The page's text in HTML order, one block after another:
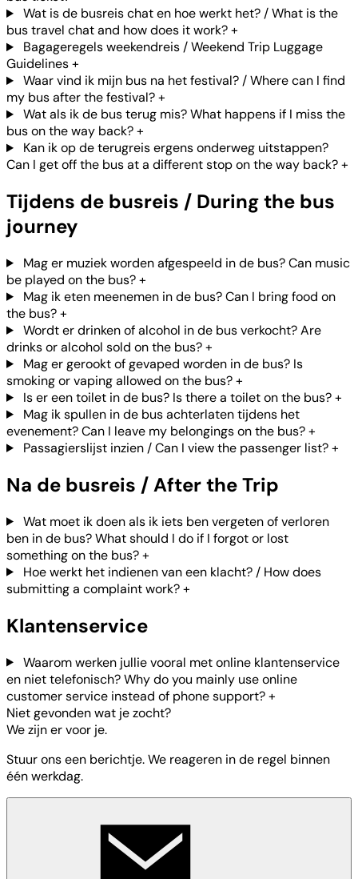
Wat is de busreis chat en hoe werkt het? / What is the
bus travel chat and how does it work?+
Bagageregels weekendreis / Weekend Trip Luggage
Guidelines+
Waar vind ik mijn bus na het festival? / Where can I find
my bus after the festival?+
Wat als ik de bus terug mis? What happens if I miss the
bus on the way back?+
Kan ik op de terugreis ergens onderweg uitstappen?
Can I get off the bus at a different stop on the way back?+
Tijdens de busreis / During the bus
journey
Mag er muziek worden afgespeeld in de bus? Can music
be played on the bus?+
Mag ik eten meenemen in de bus? Can I bring food on
the bus?+
Wordt er drinken of alcohol in de bus verkocht? Are
drinks or alcohol sold on the bus?+
Mag er gerookt of gevaped worden in de bus? Is
smoking or vaping allowed on the bus?+
Is er een toilet in de bus? Is there a toilet on the bus?+
Mag ik spullen in de bus achterlaten tijdens het
evenement? Can I leave my belongings on the bus?+
Passagierslijst inzien / Can I view the passenger list?+
Na de busreis / After the Trip
Wat moet ik doen als ik iets ben vergeten of verloren
ben in de bus? What should I do if I forgot or lost
something on the bus?+
Hoe werkt het indienen van een klacht? / How does
submitting a complaint work?+
Klantenservice
Waarom werken jullie vooral met online klantenservice
en niet telefonisch? Why do you mainly use online
customer service instead of phone support?+
Niet gevonden wat je zocht?
We zijn er voor je.
Stuur ons een berichtje. We reageren in de regel binnen
één werkdag.